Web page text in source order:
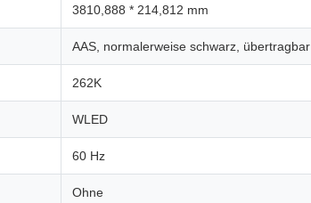
3810,888 * 214,812 mm
AAS, normalerweise schwarz, übertragbar
262K
WLED
60 Hz
Ohne